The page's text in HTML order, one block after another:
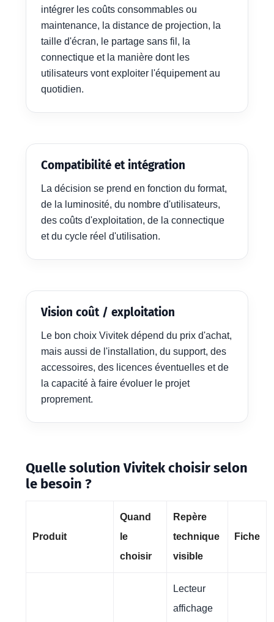
intégrer les coûts consommables ou
maintenance, la distance de projection, la
taille d'écran, le partage sans fil, la
connectique et la manière dont les
utilisateurs vont exploiter l'équipement au
quotidien.
Compatibilité et intégration
La décision se prend en fonction du format,
de la luminosité, du nombre d'utilisateurs,
des coûts d'exploitation, de la connectique
et du cycle réel d'utilisation.
Vision coût / exploitation
Le bon choix Vivitek dépend du prix d'achat,
mais aussi de l'installation, du support, des
accessoires, des licences éventuelles et de
la capacité à faire évoluer le projet
proprement.
Quelle solution Vivitek choisir selon
le besoin ?
Produit
Quand
le
choisir
Repère
technique
visible
Fiche
Lecteur
affichage